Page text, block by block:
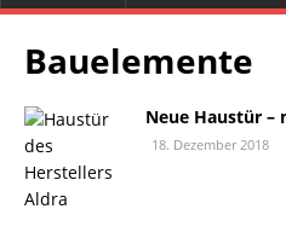
Bauelemente
Neue Haustür –
18. Dezember 2018